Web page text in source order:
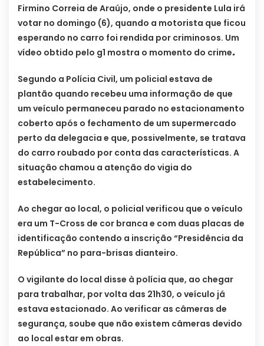
Firmino Correia de Araújo, onde o presidente Lula irá
votar no domingo (6), quando a motorista que ficou
esperando no carro foi rendida por criminosos. Um
vídeo obtido pelo g1 mostra o momento do crime.
Segundo a Polícia Civil, um policial estava de
plantão quando recebeu uma informação de que
um veículo permaneceu parado no estacionamento
coberto após o fechamento de um supermercado
perto da delegacia e que, possivelmente, se tratava
do carro roubado por conta das características. A
situação chamou a atenção do vigia do
estabelecimento.
Ao chegar ao local, o policial verificou que o veículo
era um T-Cross de cor branca e com duas placas de
identificação contendo a inscrição “Presidência da
República” no para-brisas dianteiro.
O vigilante do local disse à polícia que, ao chegar
para trabalhar, por volta das 21h30, o veículo já
estava estacionado. Ao verificar as câmeras de
segurança, soube que não existem câmeras devido
ao local estar em obras.